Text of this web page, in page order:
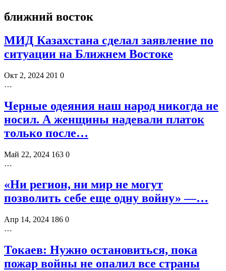
ближний восток
МИД Казахстана сделал заявление по
ситуации на Ближнем Востоке
Окт 2, 2024 201 0
…
Черные одеяния наш народ никогда не
носил. А женщины надевали платок
только после…
Май 22, 2024 163 0
…
«Ни регион, ни мир не могут
позволить себе еще одну войну» —…
Апр 14, 2024 186 0
…
Токаев: Нужно остановиться, пока
пожар войны не опалил все страны